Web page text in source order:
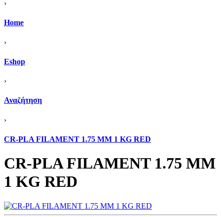
›
Home
›
Eshop
›
Αναζήτηση
›
CR-PLA FILAMENT 1.75 MM 1 KG RED
CR-PLA FILAMENT 1.75 MM
1 KG RED